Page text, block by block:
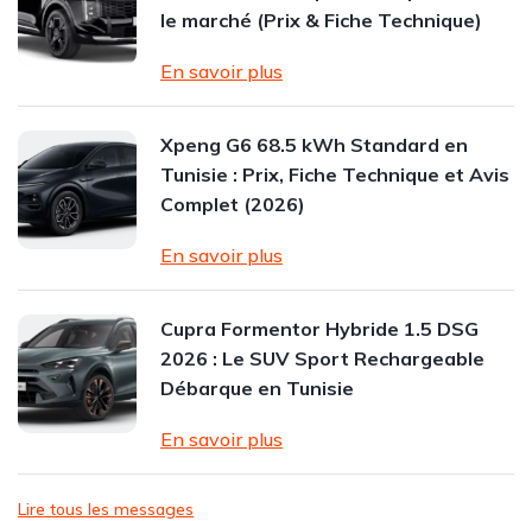
le marché (Prix & Fiche Technique)
En savoir plus
Xpeng G6 68.5 kWh Standard en
Tunisie : Prix, Fiche Technique et Avis
Complet (2026)
En savoir plus
Cupra Formentor Hybride 1.5 DSG
2026 : Le SUV Sport Rechargeable
Débarque en Tunisie
En savoir plus
Lire tous les messages